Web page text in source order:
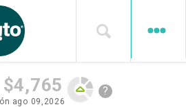
$4,765
ago 09,2026
?